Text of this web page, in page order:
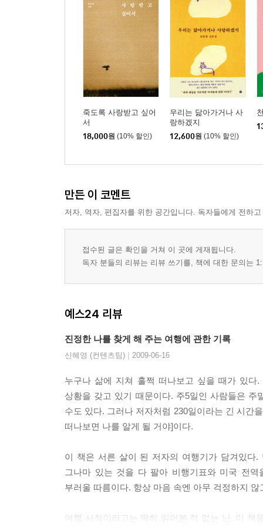
죽도록 사랑받고 싶어
서
18,000원 (10% 할인)
우리는 닮아가거나 사
랑하겠지
12,600원 (10% 할인)
만든 이 코멘트
저자, 역자, 편집자를 위한 공간입니다. 독자들에게 전하
접수된 글은 확인을 거쳐 이 곳에 게재됩니다.
독자 분들의 리뷰는 리뷰 쓰기를, 책에 대한 문의는
예스24 리뷰
진정한 나를 찾게 해 주는 여행에 관한 기록
신혜영 (컨텐츠팀) | 2009-06-16
누구나 삶에 지쳐 훌쩍 떠나보고 싶을 때가 있
상황을 갖고 있기 때문이다. 주5일인 사람들은
수도 있다. 그러나 저자처럼 230일이라는 긴 시간
떠나보면 나를 알게 될 거야]이다.
이 책은 서른 살이 된 저자의 여행기가 담겨있다
그나마 있는 것을 다 팔아 비행기표와 미국 전
부러울 따름이다. 항상 마음 속엔 아무 걱정하지
여행 서적이라고는 딱히 읽어본 적 없는 난, 이 책